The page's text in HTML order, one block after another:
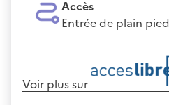
Accès
Entrée de plain pied
Voir plus sur